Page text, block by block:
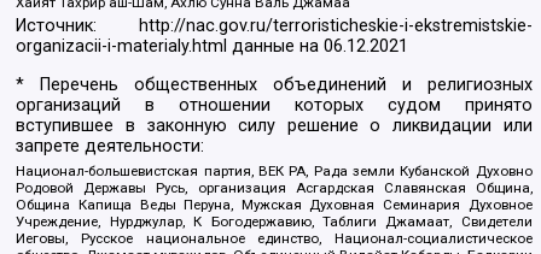
Источник:
http://nac.gov.ru/terroristicheskie-i-ekstremistskie-
organizacii-i-materialy.html данные на06.12.2021
* Перечень общественных объединений и религиозных
организаций в отношении которых судом принято
вступившее в законную силу решение о ликвидации или
запрете деятельности:
Национал-большевистская партия, ВЕК РА, Рада земли Кубанской Духовно
Родовой Державы Русь, организация Асгардская Славянская Община,
Община Капища Веды Перуна, Мужская Духовная Семинария Духовное
Учреждение, Нурджулар, К Богодержавию, Таблиги Джамаат, Свидетели
Иеговы, Русское национальное единство, Национал-социалистическое